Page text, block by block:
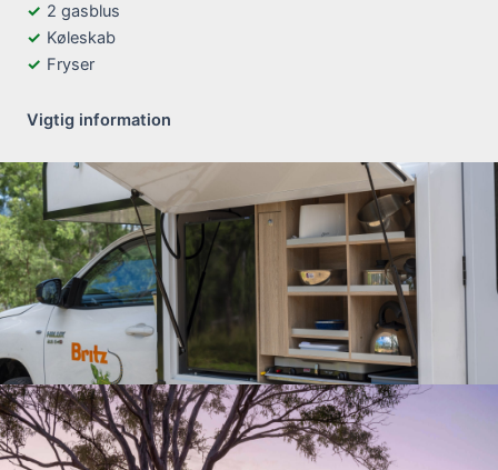
2 gasblus
Køleskab
Fryser
Vigtig information